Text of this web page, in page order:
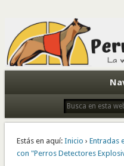
Todo sobre perros de búsqueda y
Estás en aquí: Inicio › Entradas
con "Perros Detectores